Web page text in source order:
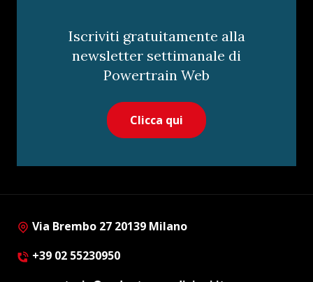
Iscriviti gratuitamente alla
newsletter settimanale di
Powertrain Web
Clicca qui
Via Brembo 27 20139 Milano
+39 02 55230950